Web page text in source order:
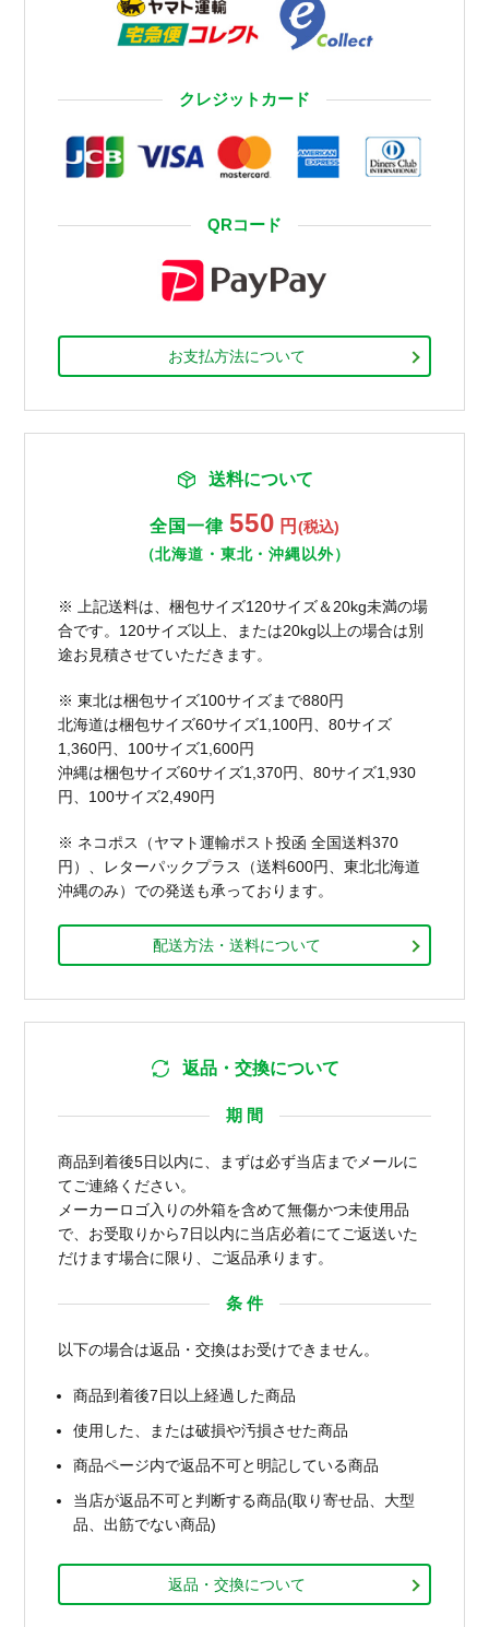
クレジットカード
QRコード
お支払方法について
送料について
全国一律 550 円 (税込)
（北海道・東北・沖縄以外）
※ 上記送料は、梱包サイズ120サイズ＆20kg未満の場
合です。120サイズ以上、または20kg以上の場合は別
途お見積させていただきます。
※ 東北は梱包サイズ100サイズまで880円
北海道は梱包サイズ60サイズ1,100円、80サイズ
1,360円、100サイズ1,600円
沖縄は梱包サイズ60サイズ1,370円、80サイズ1,930
円、100サイズ2,490円
※ ネコポス（ヤマト運輸ポスト投函 全国送料370
円）、レターパックプラス（送料600円、東北北海道
沖縄のみ）での発送も承っております。
配送方法・送料について
返品・交換について
期 間
商品到着後5日以内に、まずは必ず当店までメールに
てご連絡ください。
メーカーロゴ入りの外箱を含めて無傷かつ未使用品
で、お受取りから7日以内に当店必着にてご返送いた
だけます場合に限り、ご返品承ります。
条 件
以下の場合は返品・交換はお受けできません。
商品到着後7日以上経過した商品
使用した、または破損や汚損させた商品
商品ページ内で返品不可と明記している商品
当店が返品不可と判断する商品(取り寄せ品、大型
品、出筋でない商品)
返品・交換について